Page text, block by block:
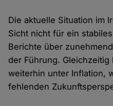
Die aktuelle Situation im
Sicht nicht für ein
Berichte über
der Führung.
weiterhin unter Inflation,
fehlenden